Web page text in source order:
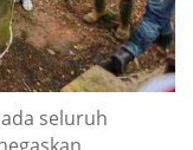
seluruh